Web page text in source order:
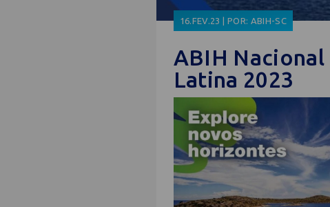
16.FEV.23 | POR: ABIH-SC
ABIH
Latina 2023